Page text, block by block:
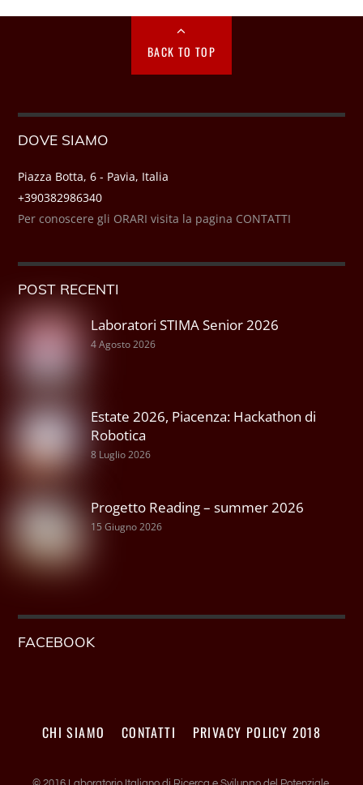
BACK TO TOP
DOVE SIAMO
Piazza Botta, 6 - Pavia, Italia
+390382986340
Per conoscere gli ORARI visita la pagina CONTATTI
POST RECENTI
Laboratori STIMA Senior 2026
4 Agosto 2026
Estate 2026, Piacenza: Hackathon di
Robotica
8 Luglio 2026
Progetto Reading – summer 2026
15 Giugno 2026
FACEBOOK
CHI SIAMO CONTATTI PRIVACY POLICY 2018